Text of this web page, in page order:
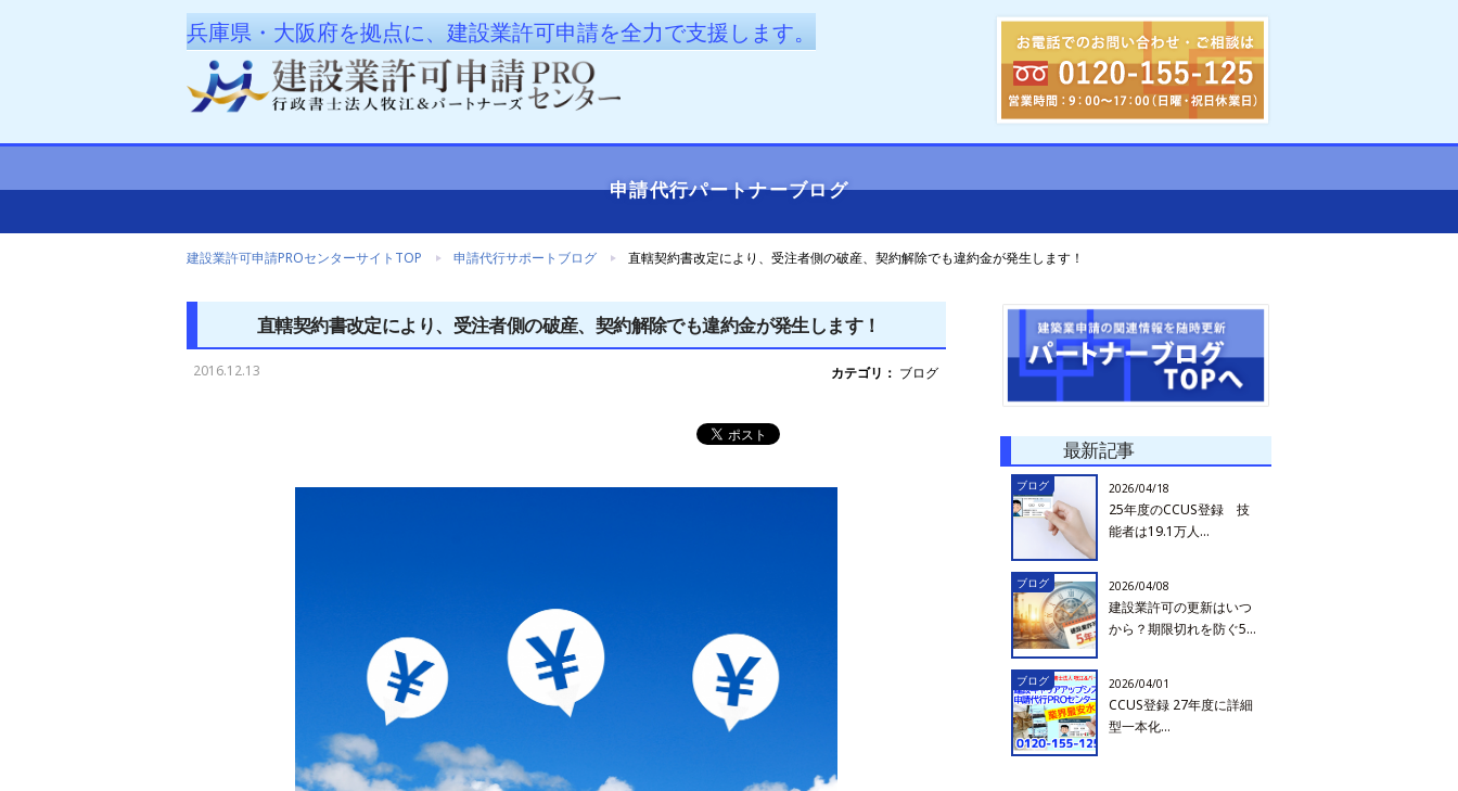
兵庫県・大阪府を拠点に、建設業許可申請を全力で支援します。
申請代行パートナーブログ
建設業許可申請PROセンターサイトTOP 申請代行サポートブログ 直轄契約書改定により、受注者側の破産、契約解除でも違約金が発生します！
直轄契約書改定により、受注者側の破産、契約解除でも違約金が発生します！
2016.12.13 カテゴリ： ブログ
最新記事
2026/04/18
ブログ
25年度のCCUS登録 技
能者は19.1万人...
2026/04/08
ブログ
建設業許可の更新はいつ
から？期限切れを防ぐ5...
2026/04/01
ブログ
CCUS登録 27年度に詳細
型一本化...